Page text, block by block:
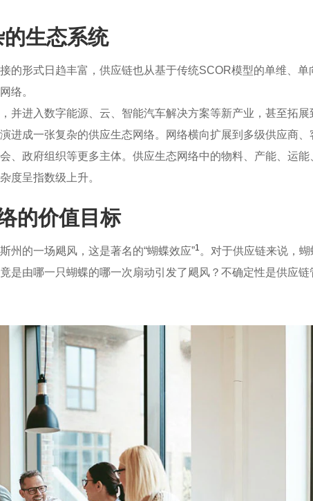
生态系统
的形式日趋丰富，供应链也从基于传统SCOR模型的单维、单
络。
并进入数字能源、云、智能汽车解决方案等新产业，甚至拓展
进成一张复杂的供应生态网络。网络横向扩展到多级供应商、
、政府组织等更多主体。供应生态网络中的物料、产能、运能
度呈指数级上升。
的价值目标
州的一场飓风，这是著名的“蝴蝶效应”1 。对于供应链来说，蝴
是由哪一只蝴蝶的哪一次扇动引发了飓风？不确定性是供应链